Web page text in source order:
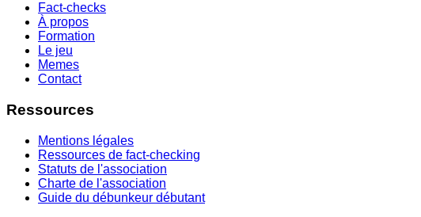
Fact-checks
À propos
Formation
Le jeu
Memes
Contact
Ressources
Mentions légales
Ressources de fact-checking
Statuts de l'association
Charte de l'association
Guide du débunkeur débutant